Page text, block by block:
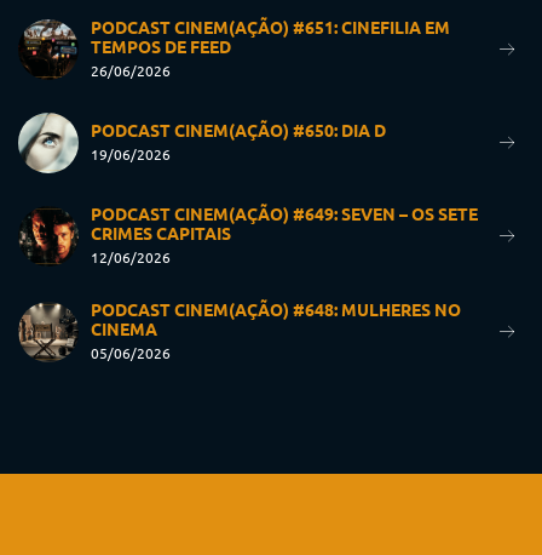
PODCAST CINEM(AÇÃO) #651: CINEFILIA EM
TEMPOS DE FEED
26/06/2026
PODCAST CINEM(AÇÃO) #650: DIA D
19/06/2026
PODCAST CINEM(AÇÃO) #649: SEVEN – OS SETE
CRIMES CAPITAIS
12/06/2026
PODCAST CINEM(AÇÃO) #648: MULHERES NO
CINEMA
05/06/2026